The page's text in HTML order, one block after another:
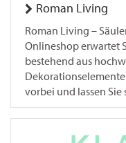
Roman Living
Roman Living –
Onlineshop erwartet
bestehend aus
vorbei und lassen Sie